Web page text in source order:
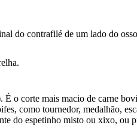
do contrafilé de um lado do
o corte mais macio de carne
como tournedor, medalhão,
do espetinho misto ou xixo, ou